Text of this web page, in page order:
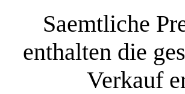
Saemtliche
enthalten die
Verkauf